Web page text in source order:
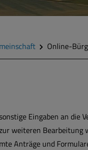
Online-
Eingaben an die
weiteren Bearbeitung
Anträge und